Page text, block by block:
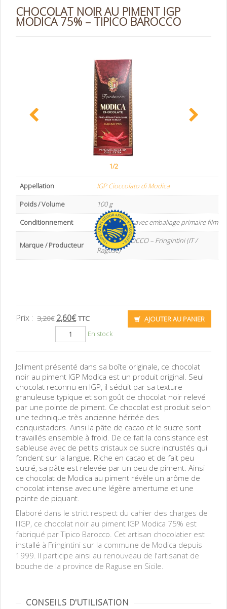
CHOCOLAT NOIR AU PIMENT IGP
MODICA 75% – TIPICO BAROCCO
1/2
Appellation
IGP Cioccolato di Modica
Poids / Volume
100 g
Conditionnement
Boite carton avec emballage primaire film
Marque / Producteur
TIPICO BAROCCO – Fringintini (IT /
Raguse)
Prix : 3,20€ 2,60€ TTC
AJOUTER AU PANIER
En stock
Joliment présenté dans sa boîte originale, ce chocolat
noir au piment IGP Modica est un produit original. Seul
chocolat reconnu en IGP, il séduit par sa texture
granuleuse typique et son goût de chocolat noir relevé
par une pointe de piment. Ce chocolat est produit selon
une technique très ancienne héritée des
conquistadors. Ainsi la pâte de cacao et le sucre sont
travaillés ensemble à froid. De ce fait la consistance est
sableuse avec de petits cristaux de sucre incrustés qui
fondent sur la langue. Riche en cacao et de fait peu
sucré, sa pâte est relevée par un peu de piment. Ainsi
ce chocolat de Modica au piment révèle un arôme de
chocolat intense avec une légère amertume et une
pointe de piquant.
Elaboré dans le strict respect du cahier des charges de
l'IGP, ce chocolat noir au piment IGP Modica 75% est
fabriqué par Tipico Barocco. Cet artisan chocolatier est
installé à Fringintini sur la commune de Modica depuis
1999. Il participe ainsi au renouveau de l'artisanat de
bouche de la province de Raguse en Sicile.
CONSEILS D'UTILISATION